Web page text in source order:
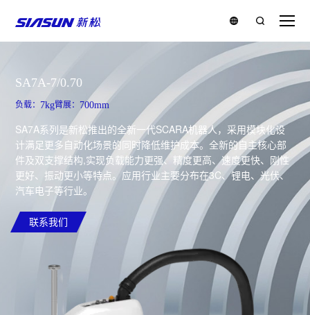
SA7A-7/0.70
负载： 7kg臂展： 700mm
SA7A系列是新松推出的全新一代SCARA机器人，采用模块化设
计满足更多自动化场景的同时降低维护成本。全新的自主核心部
件及双支撑结构,实现负载能力更强、精度更高、速度更快、刚性
更好、振动更小等特点。应用行业主要分布在3C、锂电、光伏、
汽车电子等行业。
联系我们